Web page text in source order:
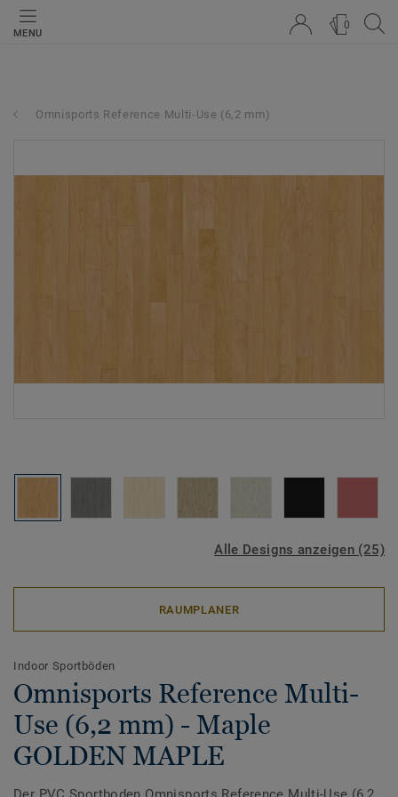
MENU
0
Omnisports Reference Multi-Use (6,2 mm)
Alle Designs anzeigen (25)
RAUMPLANER
Indoor Sportböden
Omnisports Reference Multi-
Use (6,2 mm) - Maple
GOLDEN MAPLE